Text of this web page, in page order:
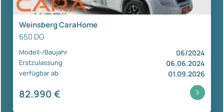
Weinsberg CaraHome
650 DG
Modell-/Baujahr 06/2024
Erstzulassung 06.06.2024
verfügbar ab 01.09.2026
82.990 €